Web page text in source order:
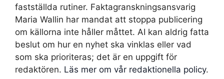
fastställda rutiner. Faktagranskningsansvarig
Maria Wallin har mandat att stoppa publicering
om källorna inte håller måttet. AI kan aldrig fatta
beslut om hur en nyhet ska vinklas eller vad
som ska prioriteras; det är en uppgift för
redaktören. Läs mer om vår redaktionella policy.